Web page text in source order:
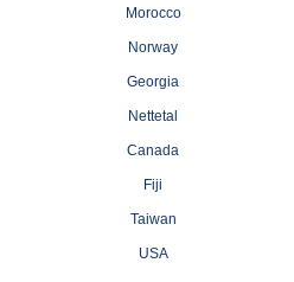
Morocco
Norway
Georgia
Nettetal
Canada
Fiji
Taiwan
USA